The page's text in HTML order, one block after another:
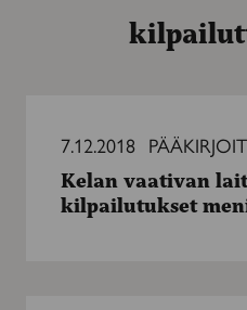
vaativan
laitoskuntoutuksen
kilpailutukset
menivät
7.12.2018
Kelan vaativan
kilpailutukset